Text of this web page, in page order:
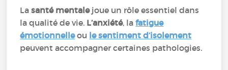
Lasanté mentalejoue un rôle essentiel dans
la qualité de vie. L’anxiété, lafatigue
émotionnelleou le sentiment d’isolement
peuvent accompagner certaines pathologies.